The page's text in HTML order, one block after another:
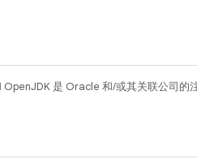
是 Oracle 和/或其关联公司的注